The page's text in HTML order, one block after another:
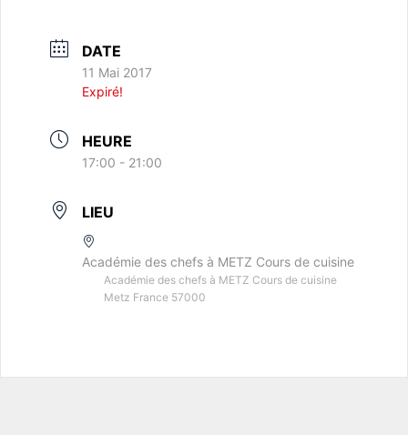
DATE
11 Mai 2017
Expiré!
HEURE
17:00 - 21:00
LIEU
Académie des chefs à METZ Cours de cuisine
Académie des chefs à METZ Cours de cuisine
Metz France 57000